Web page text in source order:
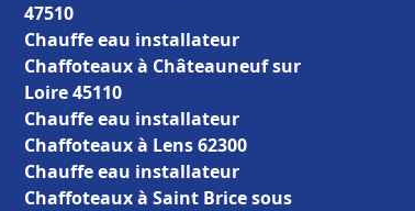
47510
Chauffe eau installateur
Chaffoteaux à Châteauneuf sur
Loire 45110
Chauffe eau installateur
Chaffoteaux à Lens 62300
Chauffe eau installateur
Chaffoteaux à Saint Brice sous